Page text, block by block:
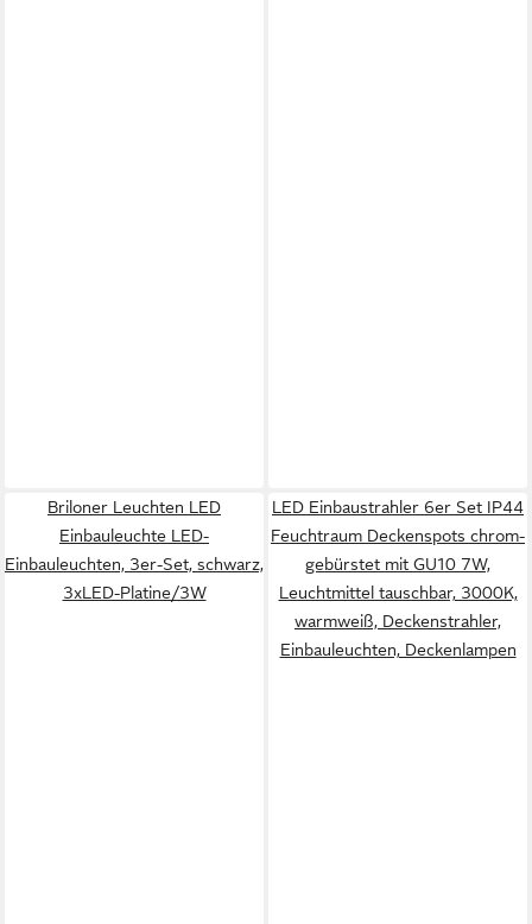
Briloner Leuchten LED
Einbauleuchte LED-
Einbauleuchten, 3er-Set, schwarz,
3xLED-Platine/3W
LED Einbaustrahler 6er Set IP44
Feuchtraum Deckenspots chrom-
gebürstet mit GU10 7W,
Leuchtmittel tauschbar, 3000K,
warmweiß, Deckenstrahler,
Einbauleuchten, Deckenlampen